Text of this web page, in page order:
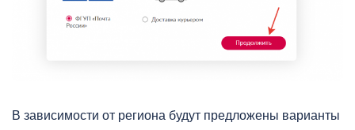
В зависимости от региона будут предложены варианты